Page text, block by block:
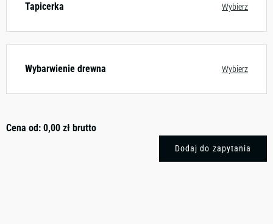
Tapicerka Wybierz
Wybarwienie drewna Wybierz
Cena od: 0,00 zł brutto
Dodaj do zapytania